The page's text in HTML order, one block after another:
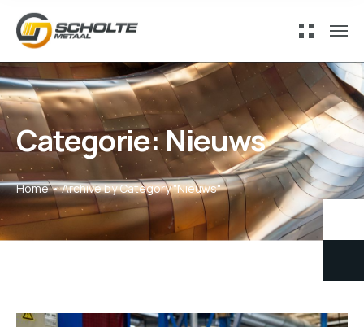
Categorie:Nieuws
Home Archive by Category "Nieuws"